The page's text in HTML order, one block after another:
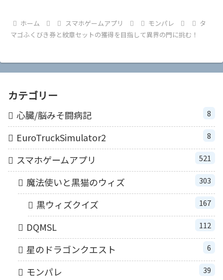
ホーム スマホゲームアプリ モンパレ
タ
マゴふくびき券と紋章セットの獲得を目指して異界の門に挑む！
カテゴリー
心臓/脳みそ闘病記 8
EuroTruckSimulator2 8
スマホゲームアプリ 521
魔法使いと黒猫のウィズ 303
黒ウィズクイズ 167
DQMSL 112
星のドラゴンクエスト 6
モンパレ 39